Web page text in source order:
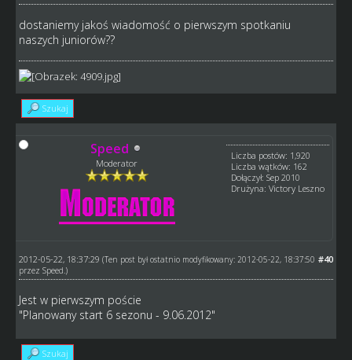
dostaniemy jakoś wiadomość o pierwszym spotkaniu
naszych juniorów??
Szukaj
Speed
Moderator
Liczba postów: 1,920
Liczba wątków: 162
Dołączył: Sep 2010
Drużyna: Victory Leszno
#40
2012-05-22, 18:37:29 (Ten post był ostatnio modyfikowany: 2012-05-22, 18:37:50
przez Speed .)
Jest w pierwszym poście
"Planowany start 6 sezonu - 9.06.2012"
Szukaj